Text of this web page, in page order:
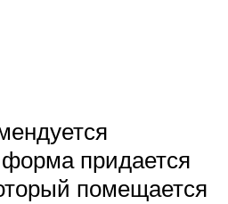
придается
помещается